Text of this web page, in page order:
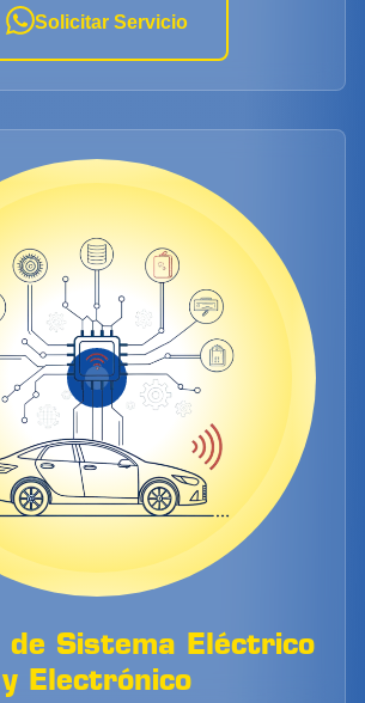
Solicitar Servicio
de Sistema Eléctrico
y Electrónico